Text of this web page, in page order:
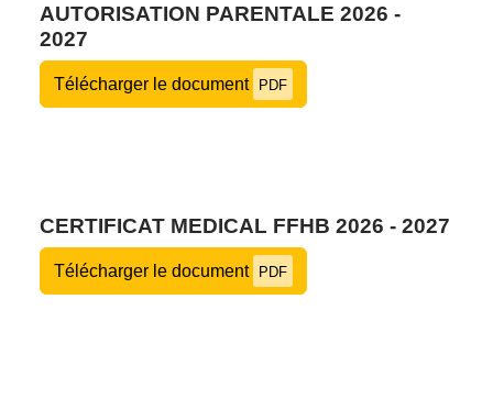
AUTORISATION PARENTALE 2026 -
2027
Télécharger le document PDF
CERTIFICAT MEDICAL FFHB 2026 - 2027
Télécharger le document PDF